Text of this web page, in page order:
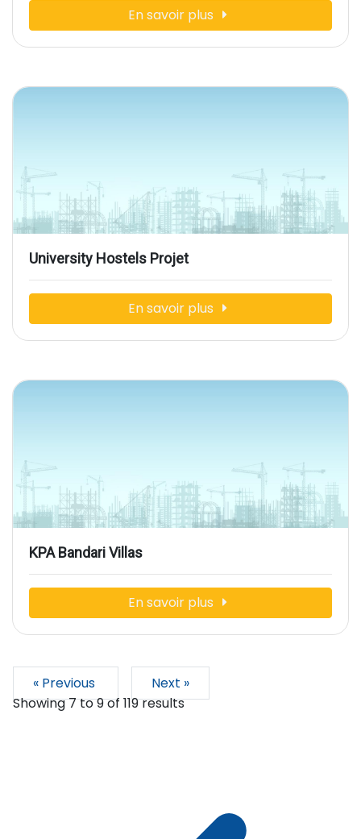
En savoir plus
University Hostels Projet
En savoir plus
KPA Bandari Villas
En savoir plus
« Previous
Next »
Showing7to9of 119results